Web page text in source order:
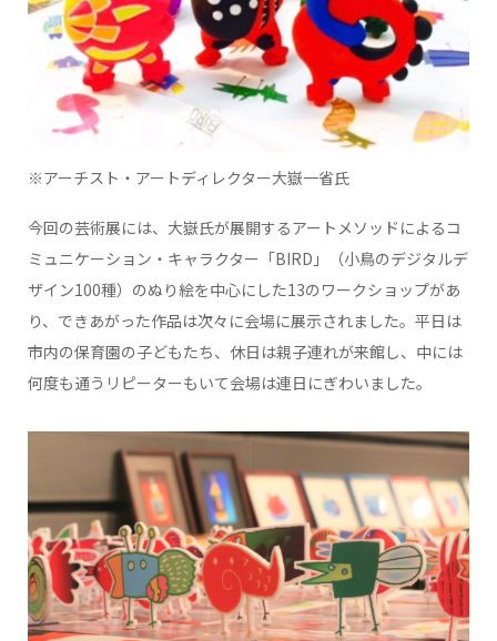
※アーチスト・アートディレクター大嶽一省氏
今回の芸術展には、大嶽氏が展開するアートメソッドによるコ
ミュニケーション・キャラクター「BIRD」（小鳥のデジタルデ
ザイン100種）のぬり絵を中心にした13のワークショップがあ
り、できあがった作品は次々に会場に展示されました。平日は
市内の保育園の子どもたち、休日は親子連れが来館し、中には
何度も通うリピーターもいて会場は連日にぎわいました。